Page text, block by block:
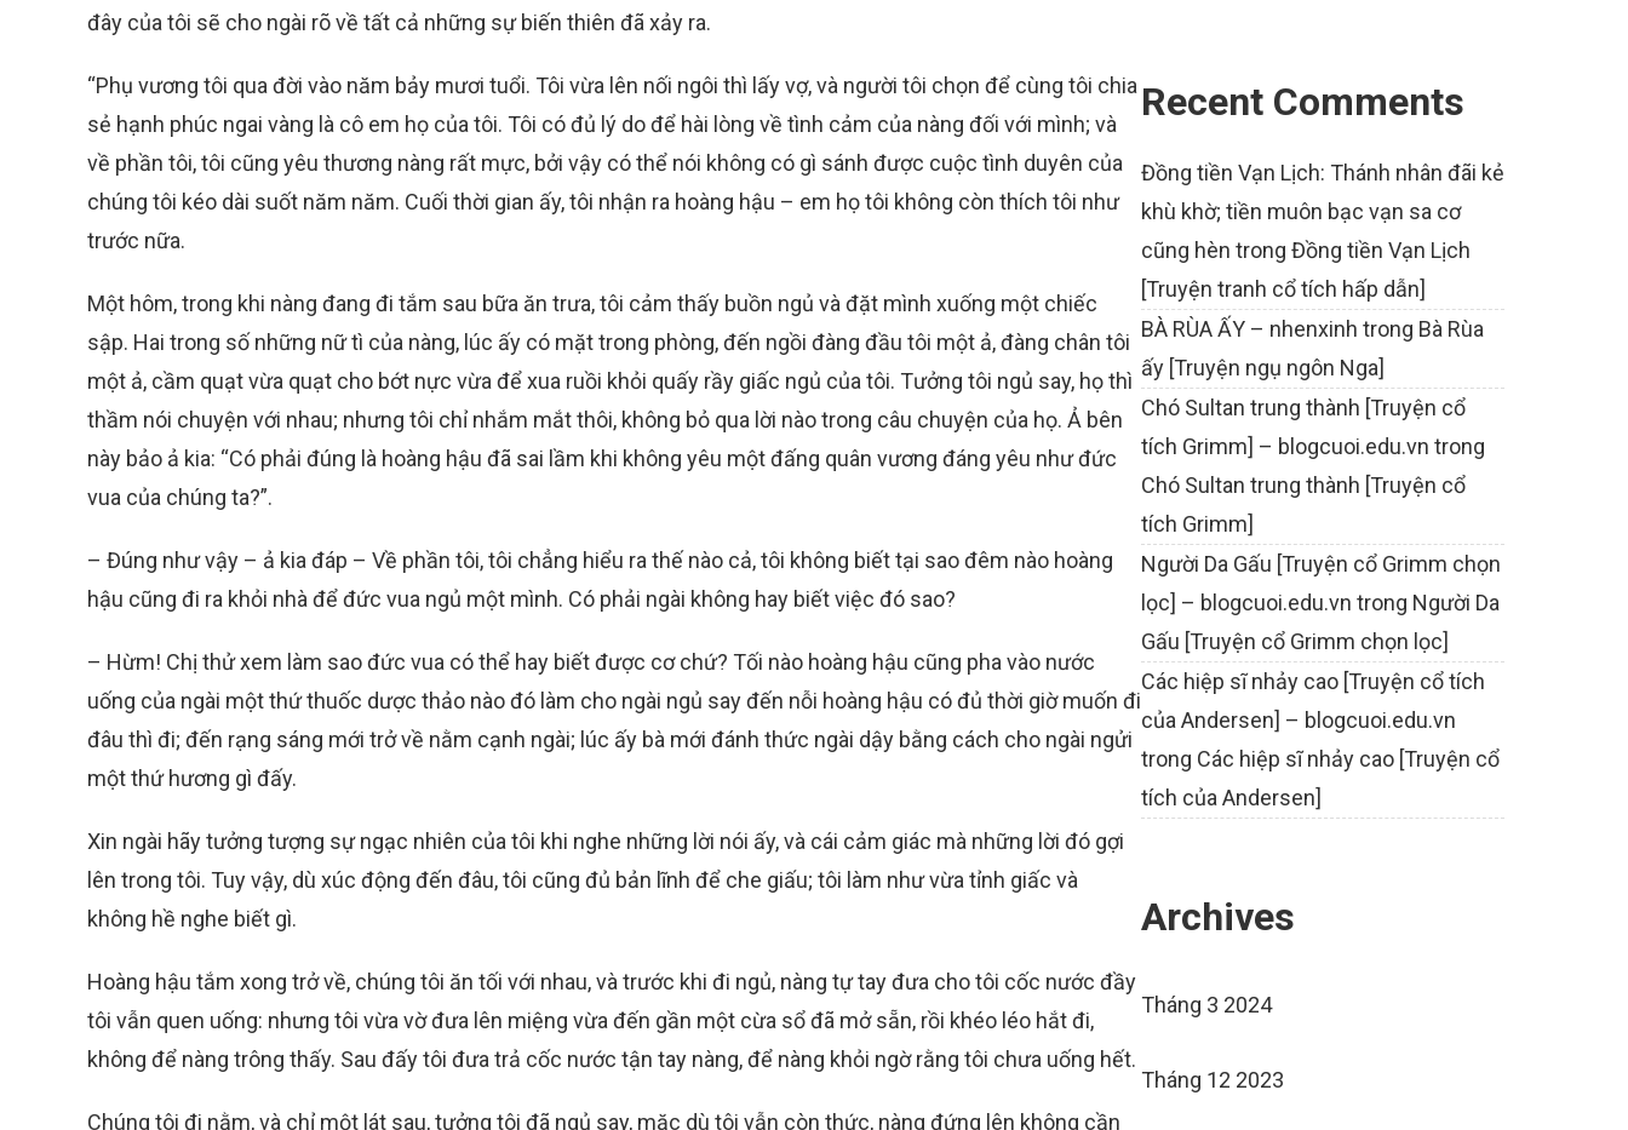
đây của tôi sẽ cho ngài rõ về tất cả những sự biến thiên đã xảy ra.
“Phụ vương tôi qua đời vào năm bảy mươi tuổi. Tôi vừa lên nối ngôi thì lấy vợ, và người tôi chọn để cùng tôi chia
sẻ hạnh phúc ngai vàng là cô em họ của tôi. Tôi có đủ lý do để hài lòng về tình cảm của nàng đối với mình; và
về phần tôi, tôi cũng yêu thương nàng rất mực, bởi vậy có thể nói không có gì sánh được cuộc tình duyên của
chúng tôi kéo dài suốt năm năm. Cuối thời gian ấy, tôi nhận ra hoàng hậu – em họ tôi không còn thích tôi như
trước nữa.
Một hôm, trong khi nàng đang đi tắm sau bữa ăn trưa, tôi cảm thấy buồn ngủ và đặt mình xuống một chiếc
sập. Hai trong số những nữ tì của nàng, lúc ấy có mặt trong phòng, đến ngồi đàng đầu tôi một ả, đàng chân tôi
một ả, cầm quạt vừa quạt cho bớt nực vừa để xua ruồi khỏi quấy rầy giấc ngủ của tôi. Tưởng tôi ngủ say, họ thì
thầm nói chuyện với nhau; nhưng tôi chỉ nhắm mắt thôi, không bỏ qua lời nào trong câu chuyện của họ. Ả bên
này bảo ả kia: “Có phải đúng là hoàng hậu đã sai lầm khi không yêu một đấng quân vương đáng yêu như đức
vua của chúng ta?”.
– Đúng như vậy – ả kia đáp – Về phần tôi, tôi chẳng hiểu ra thế nào cả, tôi không biết tại sao đêm nào hoàng
hậu cũng đi ra khỏi nhà để đức vua ngủ một mình. Có phải ngài không hay biết việc đó sao?
– Hừm! Chị thử xem làm sao đức vua có thể hay biết được cơ chứ? Tối nào hoàng hậu cũng pha vào nước
uống của ngài một thứ thuốc dược thảo nào đó làm cho ngài ngủ say đến nỗi hoàng hậu có đủ thời giờ muốn đi
đâu thì đi; đến rạng sáng mới trở về nằm cạnh ngài; lúc ấy bà mới đánh thức ngài dậy bằng cách cho ngài ngửi
một thứ hương gì đấy.
Xin ngài hãy tưởng tượng sự ngạc nhiên của tôi khi nghe những lời nói ấy, và cái cảm giác mà những lời đó gợi
lên trong tôi. Tuy vậy, dù xúc động đến đâu, tôi cũng đủ bản lĩnh để che giấu; tôi làm như vừa tỉnh giấc và
không hề nghe biết gì.
Hoàng hậu tắm xong trở về, chúng tôi ăn tối với nhau, và trước khi đi ngủ, nàng tự tay đưa cho tôi cốc nước đầy
tôi vẫn quen uống: nhưng tôi vừa vờ đưa lên miệng vừa đến gần một cừa sổ đã mở sẵn, rồi khéo léo hắt đi,
không để nàng trông thấy. Sau đấy tôi đưa trả cốc nước tận tay nàng, để nàng khỏi ngờ rằng tôi chưa uống hết.
Chúng tôi đi nằm, và chỉ một lát sau, tưởng tôi đã ngủ say, mặc dù tôi vẫn còn thức, nàng đứng lên không cần
Recent Comments
Đồng tiền Vạn Lịch: Thánh nhân đãi kẻ
khù khờ; tiền muôn bạc vạn sa cơ
cũng hèn trong Đồng tiền Vạn Lịch
[Truyện tranh cổ tích hấp dẫn]
BÀ RÙA ẤY – nhenxinh trong Bà Rùa
ấy [Truyện ngụ ngôn Nga]
Chó Sultan trung thành [Truyện cổ
tích Grimm] – blogcuoi.edu.vn trong
Chó Sultan trung thành [Truyện cổ
tích Grimm]
Người Da Gấu [Truyện cổ Grimm chọn
lọc] – blogcuoi.edu.vn trong Người Da
Gấu [Truyện cổ Grimm chọn lọc]
Các hiệp sĩ nhảy cao [Truyện cổ tích
của Andersen] – blogcuoi.edu.vn
trong Các hiệp sĩ nhảy cao [Truyện cổ
tích của Andersen]
Archives
Tháng 3 2024
Tháng 12 2023